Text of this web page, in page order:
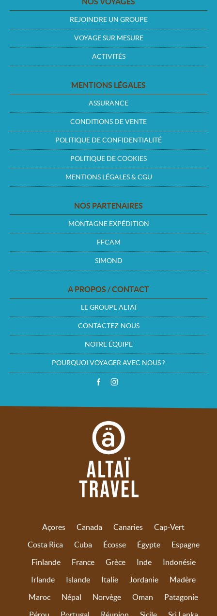
REJOINDRE UN GROUPE
VOYAGE SUR MESURE
ACTIVITÉS
MENTIONS LÉGALES
ASSURANCE
CONDITIONS DE VENTE
POLITIQUE DE CONFIDENTIALITÉ
POLITIQUE DE COOKIES
MENTIONS LÉGALES & CGU
NOS PARTENAIRES
MONTAGNE EXPÉDITION
FFCAM
SIMOND
A PROPOS / CONTACT
LE GROUPE ALTAÏ
CONTACTEZ-NOUS
NOTRE ÉQUIPE
POURQUOI VOYAGER AVEC NOUS ?
Açores Canada Canaries
Cap-Vert
Costa Rica
Cuba Écosse Égypte
Espagne
Finlande
France Grèce Inde
Indonésie
Irlande
Islande Italie Jordanie
Madère
Maroc
Népal Norvège Oman
Patagonie